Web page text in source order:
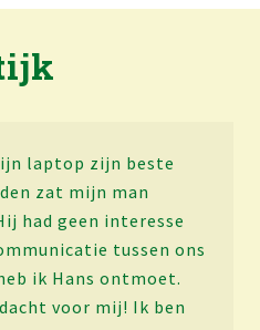
laptop zijn beste
zat mijn man
had geen interesse
tussen ons
ik Hans ontmoet.
voor mij! Ik ben